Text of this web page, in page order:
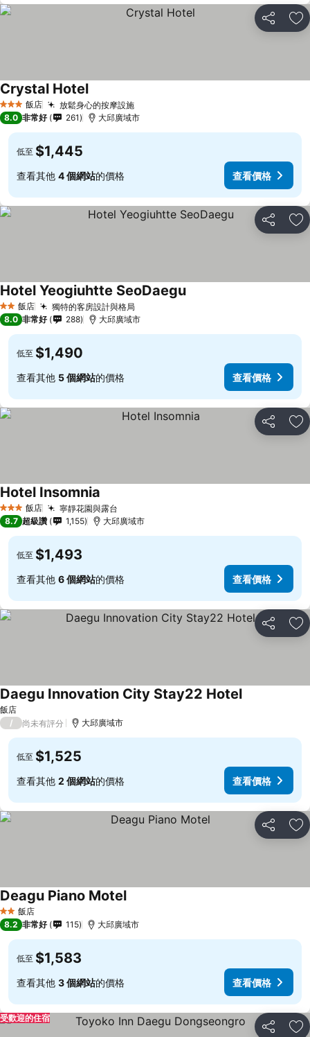
分享 加
3 星級 飯店 放鬆身心的按摩設施
Crystal Hotel
8.0 非常好 261 大邱廣域市
低至 $1,445
查看其他 4 個網站的價格 查看價格
分享 加
2 星級飯店 獨特的客房設計與格局
Hotel Yeogiuhtte SeoDaegu
8.0 非常好 288 大邱廣域市
低至 $1,490
查看其他 5 個網站的價格 查看價格
分享 加
3 星級 飯店 寧靜花園與露台
Hotel Insomnia
8.7 超級讚 1,155 大邱廣域市
低至 $1,493
查看其他 6 個網站的價格 查看價格
分享 加
飯店
Daegu Innovation City Stay22 Hotel
/ 尚未有評分 大邱廣域市
低至 $1,525
查看其他 2 個網站的價格 查看價格
分享 加
2 星級飯店
Deagu Piano Motel
8.2 非常好 115 大邱廣域市
低至 $1,583
查看其他 3 個網站的價格 查看價格
分享 加
受歡迎的住宿